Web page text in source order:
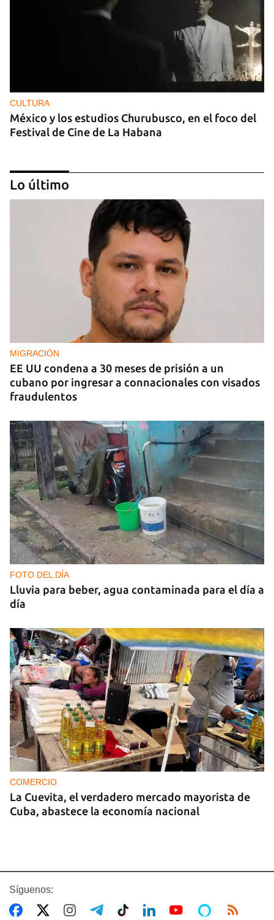
CULTURA
México y los estudios Churubusco, en el foco del
Festival de Cine de La Habana
Un público enamorado de Celia Cruz desafía la
censura en un homenaje en La Habana
Lo último
MIGRACIÓN
EE UU condena a 30 meses de prisión a un
cubano por ingresar a connacionales con visados
fraudulentos
FOTO DEL DÍA
Lluvia para beber, agua contaminada para el día a
día
COMERCIO
La Cuevita, el verdadero mercado mayorista de
Cuba, abastece la economía nacional
Síguenos: